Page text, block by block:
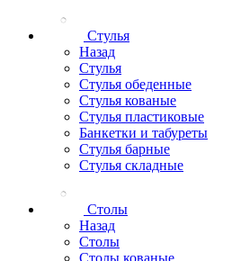
Стулья
Назад
Стулья
Стулья обеденные
Стулья кованые
Стулья пластиковые
Банкетки и табуреты
Стулья барные
Стулья складные
Столы
Назад
Столы
Столы кованые